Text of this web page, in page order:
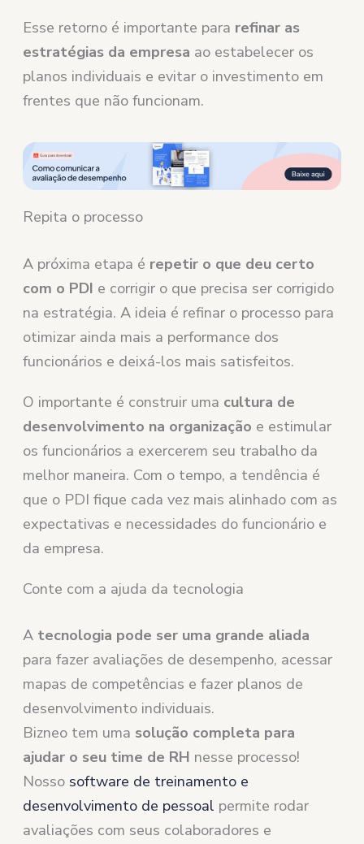
Esse retorno é importante para refinar as
estratégias da empresa ao estabelecer os
planos individuais e evitar o investimento em
frentes que não funcionam.
Repita o processo
A próxima etapa é repetir o que deu certo
com o PDI e corrigir o que precisa ser corrigido
na estratégia. A ideia é refinar o processo para
otimizar ainda mais a performance dos
funcionários e deixá-los mais satisfeitos.
O importante é construir uma cultura de
desenvolvimento na organização e estimular
os funcionários a exercerem seu trabalho da
melhor maneira. Com o tempo, a tendência é
que o PDI fique cada vez mais alinhado com as
expectativas e necessidades do funcionário e
da empresa.
Conte com a ajuda da tecnologia
A tecnologia pode ser uma grande aliada
para fazer avaliações de desempenho, acessar
mapas de competências e fazer planos de
desenvolvimento individuais.
Bizneo tem uma solução completa para
ajudar o seu time de RH nesse processo!
Nosso software de treinamento e
desenvolvimento de pessoal permite rodar
avaliações com seus colaboradores e